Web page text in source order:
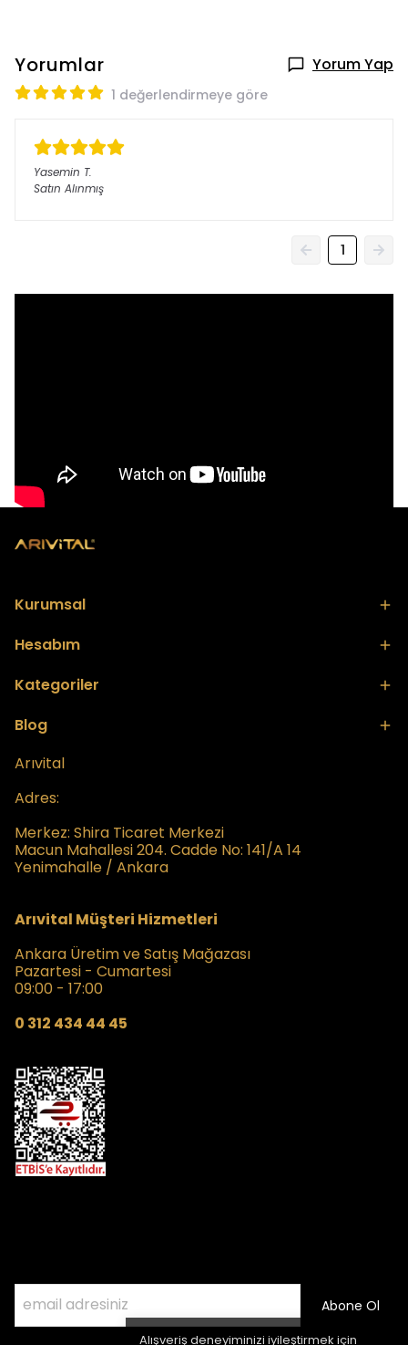
Alışveriş deneyiminizi iyileştirmek için
Yorumlar Yorum Yap
1 değerlendirmeye göre
Yasemin T.
Satın Alınmış
1
Kurumsal
Hesabım
Kategoriler
Blog
Arıvital
Adres:
Merkez: Shira Ticaret Merkezi
Macun Mahallesi 204. Cadde No: 141/A 14
Yenimahalle / Ankara
Arıvital Müşteri Hizmetleri
Ankara Üretim ve Satış Mağazası
Pazartesi - Cumartesi
09:00 - 17:00
0 312 434 44 45
Abone Ol